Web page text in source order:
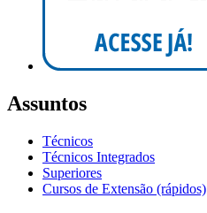
Assuntos
Técnicos
Técnicos Integrados
Superiores
Cursos de Extensão (rápidos)